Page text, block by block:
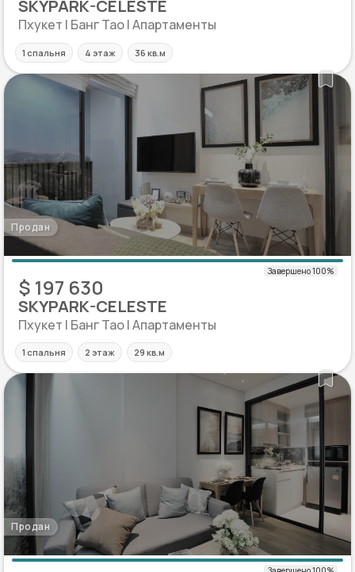
SKYPARK-CELESTE
Пхукет | Банг Тао | Апартаменты
1 спальня 4 этаж 36 кв.м
Продан
$ 197 630
SKYPARK-CELESTE
Пхукет | Банг Тао | Апартаменты
1 спальня 2 этаж 29 кв.м
Продан